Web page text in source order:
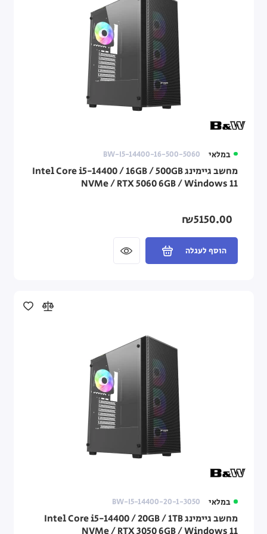
במלאי BW-I5-14400-16-500-5060
מחשב גיימינג Intel Core i5-14400 / 16GB / 500GB
NVMe / RTX 5060 6GB / Windows 11
₪5150.00
הוסף לעגלה
במלאי BW-I5-14400-20-1-3050
מחשב גיימינג Intel Core i5-14400 / 20GB / 1TB
NVMe / RTX 3050 6GB / Windows 11